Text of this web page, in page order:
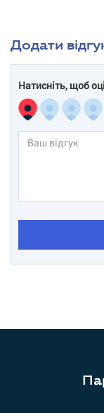
Додати
Натисніть, щоб